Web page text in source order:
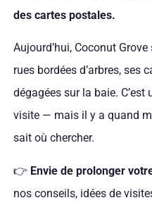
des cartes postales.
Aujourd’hui, Coconut
rues bordées d’arbres, ses
dégagées sur la baie. C’est
visite — mais il y a quand
sait où chercher.
👉 Envie de prolonger
nos conseils, idées de